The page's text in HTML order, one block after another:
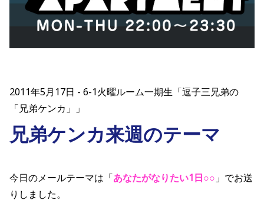
2011年5月17日
6-1火曜ルーム一期生「逗子三兄弟の
「兄弟ケンカ」」
兄弟ケンカ来週のテーマ
今日のメールテーマは 「あなたがなりたい1日○○ 」でお送
りしました。